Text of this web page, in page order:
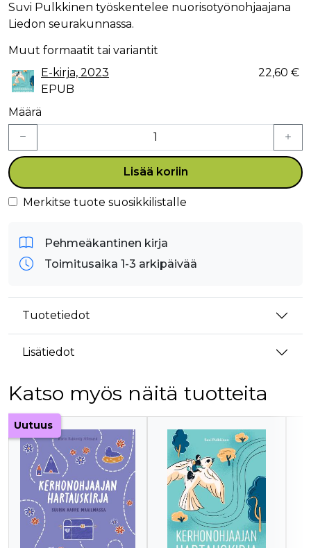
Suvi Pulkkinen työskentelee nuorisotyönohjaajana
Liedon seurakunnassa.
Muut formaatit tai variantit
E-kirja, 2023
EPUB
22,60 €
Määrä
Lisää koriin
Merkitse tuote suosikkilistalle
Pehmeäkantinen kirja
Toimitusaika 1-3 arkipäivää
Tuotetiedot
Lisätiedot
Katso myös näitä tuotteita
Tuoteluettelon alku
Uutuus